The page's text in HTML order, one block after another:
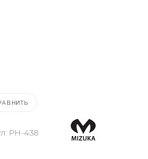
PH-438